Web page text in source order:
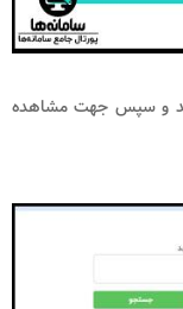
کند و سپس جهت مشاهده